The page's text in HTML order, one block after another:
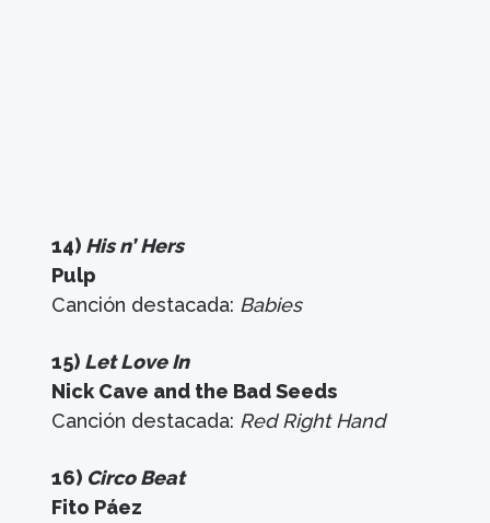
14) His n’ Hers
Pulp
Canción destacada: Babies
15) Let Love In
Nick Cave and the Bad Seeds
Canción destacada: Red Right Hand
16) Circo Beat
Fito Páez